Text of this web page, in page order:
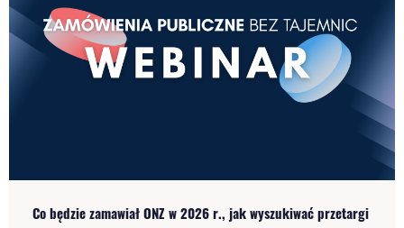
Co będzie zamawiał ONZ w 2026 r., jak wyszukiwać przetargi